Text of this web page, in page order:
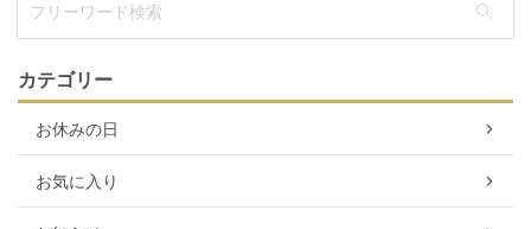
カテゴリー
お休みの日
お気に入り